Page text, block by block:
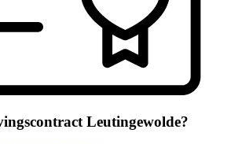
Leutingewolde?